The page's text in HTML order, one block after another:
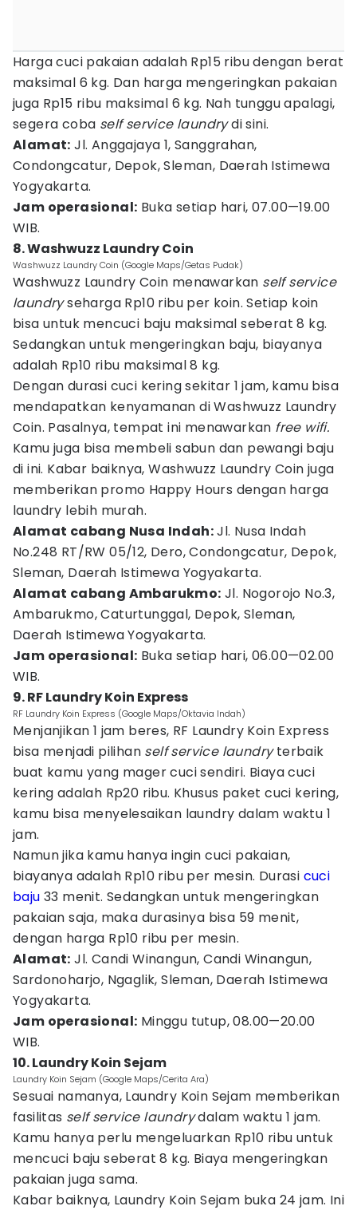
Harga cuci pakaian adalah Rp15 ribu dengan berat
maksimal 6 kg. Dan harga mengeringkan pakaian
juga Rp15 ribu maksimal 6 kg. Nah tunggu apalagi,
segera coba self service laundrydi sini.
Alamat: Jl. Anggajaya 1, Sanggrahan,
Condongcatur, Depok, Sleman, Daerah Istimewa
Yogyakarta.
Jam operasional: Buka setiap hari, 07.00—19.00
WIB.
8. Washwuzz Laundry Coin
Washwuzz Laundry Coin (Google Maps/Getas Pudak)
Washwuzz Laundry Coin menawarkan self service
laundryseharga Rp10 ribu per koin. Setiap koin
bisa untuk mencuci baju maksimal seberat 8 kg.
Sedangkan untuk mengeringkan baju, biayanya
adalah Rp10 ribu maksimal 8 kg.
Dengan durasi cuci kering sekitar 1 jam, kamu bisa
mendapatkan kenyamanan di Washwuzz Laundry
Coin. Pasalnya, tempat ini menawarkan free wifi.
Kamu juga bisa membeli sabun dan pewangi baju
di ini. Kabar baiknya, Washwuzz Laundry Coin juga
memberikan promo Happy Hours dengan harga
laundry lebih murah.
Alamat cabang Nusa Indah:Jl. Nusa Indah
No.248 RT/RW 05/12, Dero, Condongcatur, Depok,
Sleman, Daerah Istimewa Yogyakarta.
Alamat cabang Ambarukmo: Jl. Nogorojo No.3,
Ambarukmo, Caturtunggal, Depok, Sleman,
Daerah Istimewa Yogyakarta.
Jam operasional: Buka setiap hari, 06.00—02.00
WIB.
9. RF Laundry Koin Express
RF Laundry Koin Express (Google Maps/Oktavia Indah)
Menjanjikan 1 jam beres, RF Laundry Koin Express
bisa menjadi pilihan self service laundryterbaik
buat kamu yang mager cuci sendiri. Biaya cuci
kering adalah Rp20 ribu. Khusus paket cuci kering,
kamu bisa menyelesaikan laundry dalam waktu 1
jam.
Namun jika kamu hanya ingin cuci pakaian,
biayanya adalah Rp10 ribu per mesin. Durasi cuci
baju 33 menit. Sedangkan untuk mengeringkan
pakaian saja, maka durasinya bisa 59 menit,
dengan harga Rp10 ribu per mesin.
Alamat: Jl. Candi Winangun, Candi Winangun,
Sardonoharjo, Ngaglik, Sleman, Daerah Istimewa
Yogyakarta.
Jam operasional: Minggu tutup, 08.00—20.00
WIB.
10. Laundry Koin Sejam
Laundry Koin Sejam (Google Maps/Cerita Ara)
Sesuai namanya, Laundry Koin Sejam memberikan
fasilitas self service laundrydalam waktu 1 jam.
Kamu hanya perlu mengeluarkan Rp10 ribu untuk
mencuci baju seberat 8 kg. Biaya mengeringkan
pakaian juga sama.
Kabar baiknya, Laundry Koin Sejam buka 24 jam. Ini